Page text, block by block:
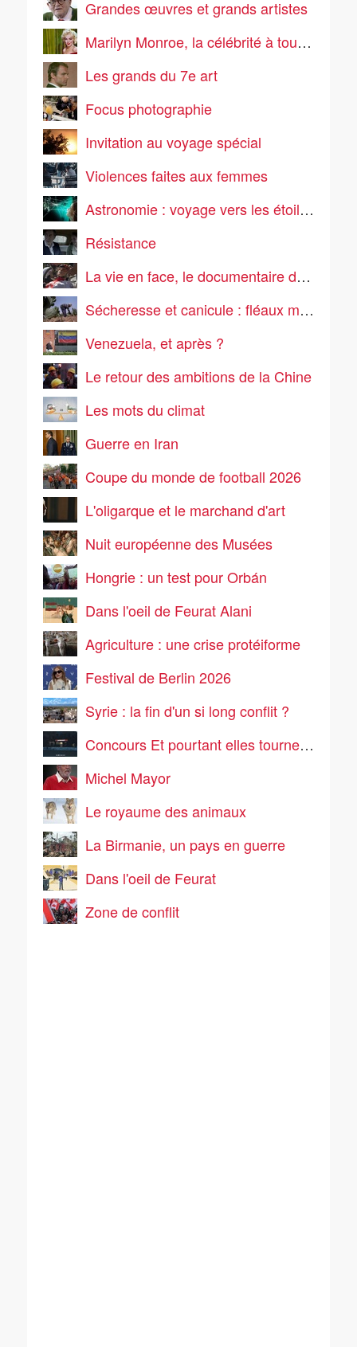
Grandes œuvres et grands artistes
Marilyn Monroe, la célébrité à tout prix
Les grands du 7e art
Focus photographie
Invitation au voyage spécial
Violences faites aux femmes
Astronomie : voyage vers les étoiles !
Résistance
La vie en face, le documentaire de société
Sécheresse et canicule : fléaux mondiaux de l'été
Venezuela, et après ?
Le retour des ambitions de la Chine
Les mots du climat
Guerre en Iran
Coupe du monde de football 2026
L'oligarque et le marchand d'art
Nuit européenne des Musées
Hongrie : un test pour Orbán
Dans l'oeil de Feurat Alani
Agriculture : une crise protéiforme
Festival de Berlin 2026
Syrie : la fin d'un si long conflit ?
Concours Et pourtant elles tournent 2
Michel Mayor
Le royaume des animaux
La Birmanie, un pays en guerre
Dans l'oeil de Feurat
Zone de conflit